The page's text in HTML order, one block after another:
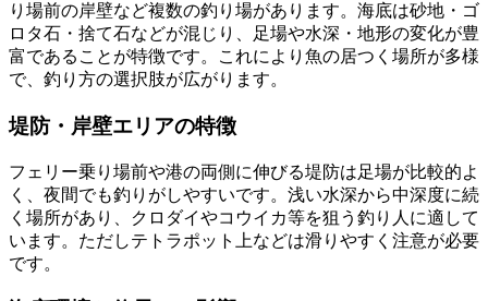
り場前の岸壁など複数の釣り場があります。海底は砂地・ゴ
ロタ石・捨て石などが混じり、足場や水深・地形の変化が豊
富であることが特徴です。これにより魚の居つく場所が多様
で、釣り方の選択肢が広がります。
堤防・岸壁エリアの特徴
フェリー乗り場前や港の両側に伸びる堤防は足場が比較的よ
く、夜間でも釣りがしやすいです。浅い水深から中深度に続
く場所があり、クロダイやコウイカ等を狙う釣り人に適して
います。ただしテトラポット上などは滑りやすく注意が必要
です。